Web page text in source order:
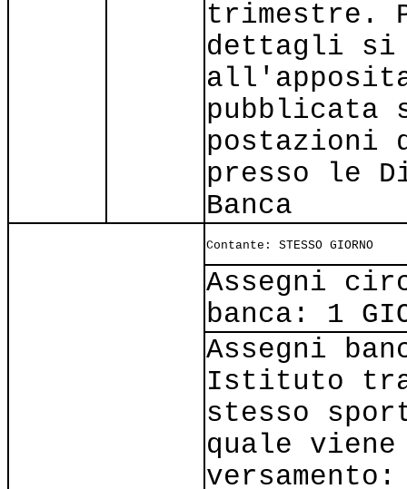
trimestre.
dettagli si
postazioni
presso le
Banca
Contante: STESSO GIORNO
Assegni
banca: 1
Assegni
Istituto
stesso
quale
versamento: